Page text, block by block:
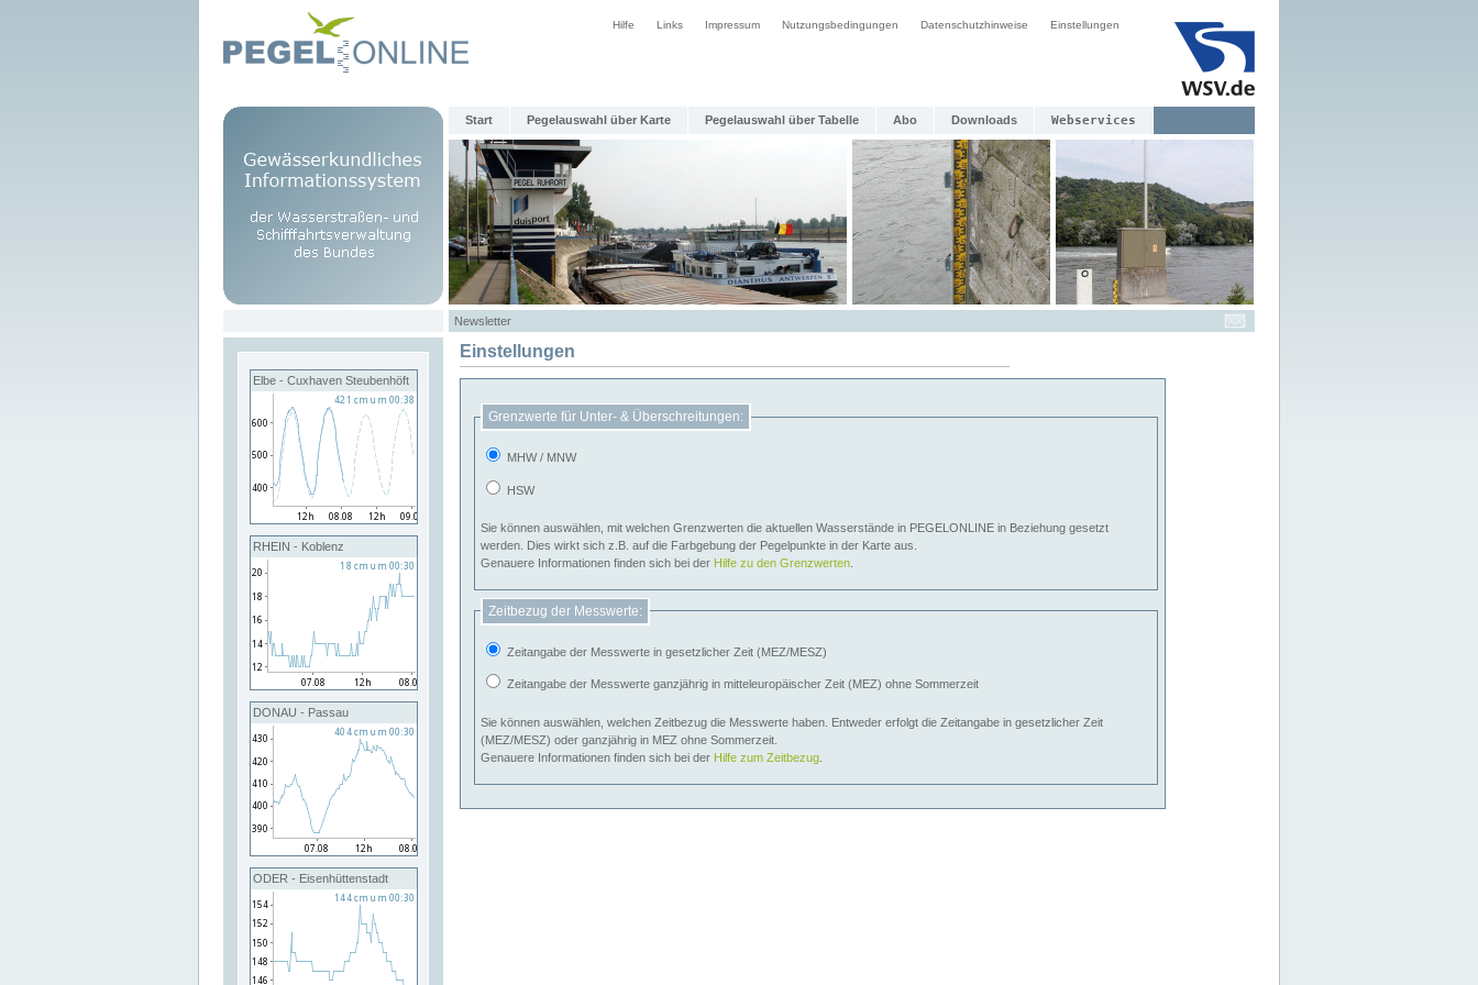
Hilfe Links Impressum Nutzungsbedingungen Datenschutzhinweise Einstellungen
Start Pegelauswahl über Karte Pegelauswahl über Tabelle Abo Downloads Webservices
Newsletter
Elbe - Cuxhaven Steubenhöft
RHEIN - Koblenz
DONAU - Passau
ODER - Eisenhüttenstadt
Einstellungen
Grenzwerte für Unter- & Überschreitungen:
MHW / MNW
HSW
Sie können auswählen, mit welchen Grenzwerten die aktuellen Wasserstände in PEGELONLINE in Beziehung gesetzt
werden. Dies wirkt sich z.B. auf die Farbgebung der Pegelpunkte in der Karte aus.
Genauere Informationen finden sich bei der Hilfe zu den Grenzwerten
Zeitbezug der Messwerte:
Zeitangabe der Messwerte in gesetzlicher Zeit (MEZ/MESZ)
Zeitangabe der Messwerte ganzjährig in mitteleuropäischer Zeit (MEZ) ohne Sommerzeit
Sie können auswählen, welchen Zeitbezug die Messwerte haben. Entweder erfolgt die Zeitangabe in gesetzlicher Zeit
(MEZ/MESZ) oder ganzjährig in MEZ ohne Sommerzeit.
Genauere Informationen finden sich bei der Hilfe zum Zeitbezug